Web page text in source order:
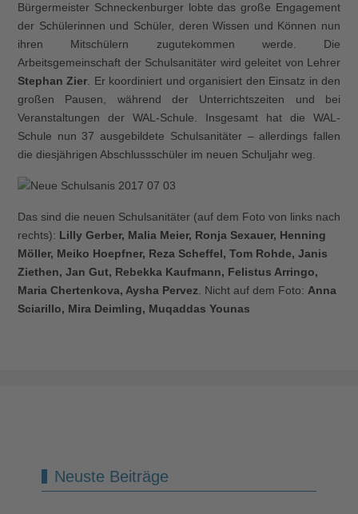
Bürgermeister Schneckenburger lobte das große Engagement
der Schülerinnen und Schüler, deren Wissen und Können nun
ihren Mitschülern zugutekommen werde. Die
Arbeitsgemeinschaft der Schulsanitäter wird geleitet von Lehrer
Stephan Zier . Er koordiniert und organisiert den Einsatz in den
großen Pausen, während der Unterrichtszeiten und bei
Veranstaltungen der WAL-Schule. Insgesamt hat die WAL-
Schule nun 37 ausgebildete Schulsanitäter – allerdings fallen
die diesjährigen Abschlussschüler im neuen Schuljahr weg.
Das sind die neuen Schulsanitäter (auf dem Foto von links nach
rechts): Lilly Gerber, Malia Meier, Ronja Sexauer, Henning
Möller, Meiko Hoepfner, Reza Scheffel, Tom Rohde, Janis
Ziethen, Jan Gut, Rebekka Kaufmann, Felistus Arringo,
Maria Chertenkova, Aysha Pervez . Nicht auf dem Foto: Anna
Sciarillo, Mira Deimling, Muqaddas Younas
Neuste Beiträge